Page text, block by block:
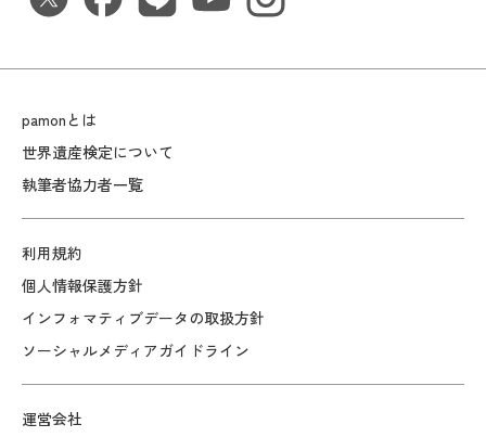
pamonとは
世界遺産検定について
執筆者協力者一覧
利用規約
個人情報保護方針
インフォマティブデータの取扱方針
ソーシャルメディアガイドライン
運営会社